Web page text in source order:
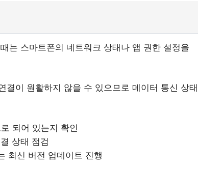
는 스마트폰의 네트워크 상태나 앱 권한 설정을
결이 원활하지 않을 수 있으므로 데이터 통신 상태
되어 있는지 확인
상태 점검
최신 버전 업데이트 진행